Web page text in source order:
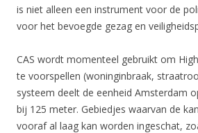
is niet alleen een instrument voor de
voor het bevoegde gezag en
CAS wordt momenteel gebruikt om
te voorspellen (woninginbraak,
systeem deelt de eenheid Amsterdam
bij 125 meter. Gebiedjes waarvan de
vooraf al laag kan worden ingeschat,